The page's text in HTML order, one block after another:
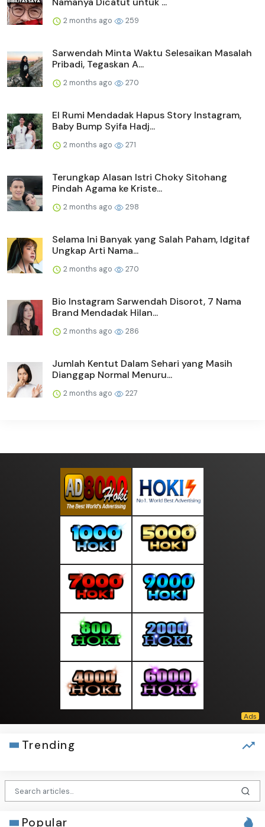
2 months ago 259
Sarwendah Minta Waktu Selesaikan Masalah
Pribadi, Tegaskan A...
2 months ago 270
El Rumi Mendadak Hapus Story Instagram,
Baby Bump Syifa Hadj...
2 months ago 271
Terungkap Alasan Istri Choky Sitohang
Pindah Agama ke Kriste...
2 months ago 298
Selama Ini Banyak yang Salah Paham, Idgitaf
Ungkap Arti Nama...
2 months ago 270
Bio Instagram Sarwendah Disorot, 7 Nama
Brand Mendadak Hilan...
2 months ago 286
Jumlah Kentut Dalam Sehari yang Masih
Dianggap Normal Menuru...
2 months ago 227
Trending
Popular